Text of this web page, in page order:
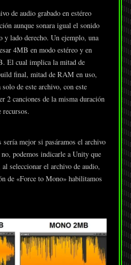
de audio grabado en estéreo
aunque sonara igual el sonido
y lado derecho. Un ejemplo, una
4MB en modo estéreo y en
El cual implica la mitad de
final, mitad de RAM en uso,
de este archivo, con este
2 canciones de la misma duración
recursos.
sería mejor si pasáramos el archivo
podemos indicarle a Unity que
seleccionar el archivo de audio,
de «Force to Mono» habilitamos